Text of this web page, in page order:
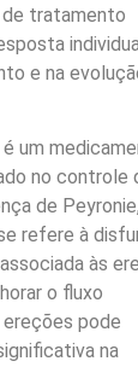
de tratamento
e na
um
no controle
de Peyronie,
refere à
às
o fluxo
pode
na